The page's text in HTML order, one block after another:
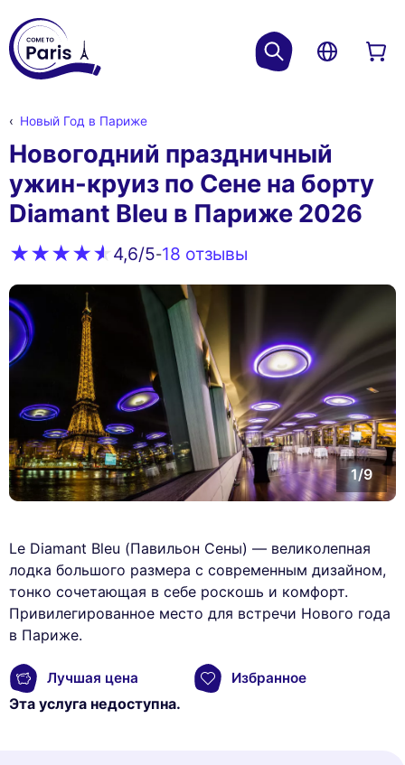
Новый Год в Париже
Новогодний праздничный
ужин-круиз по Сене на борту
Diamant Bleu в Париже 2026
4,6/5-18 oтзывы
1/9
Le Diamant Bleu (Павильон Сены) — великолепная
лодка большого размера с современным дизайном,
тонко сочетающая в себе роскошь и комфорт.
Привилегированное место для встречи Нового года
в Париже.
Лучшая цена Избранное
Эта услуга недоступна.